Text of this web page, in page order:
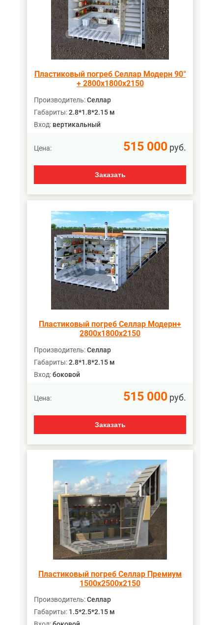
Пластиковый погреб Селлар Модерн 90°
+ 2800х1800х2150
Производитель:Селлар
Габариты:2.8*1.8*2.15 м
Вход: вертикальный
Цена: 515 000 руб.
Заказать
Пластиковый погреб Селлар Модерн+
2800х1800х2150
Производитель:Селлар
Габариты:2.8*1.8*2.15 м
Вход:боковой
Цена: 515 000 руб.
Заказать
Пластиковый погреб Селлар Премиум
1500х2500х2150
Производитель:Селлар
Габариты: 1.5*2.5*2.15 м